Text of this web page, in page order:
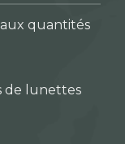
quantités
de lunettes